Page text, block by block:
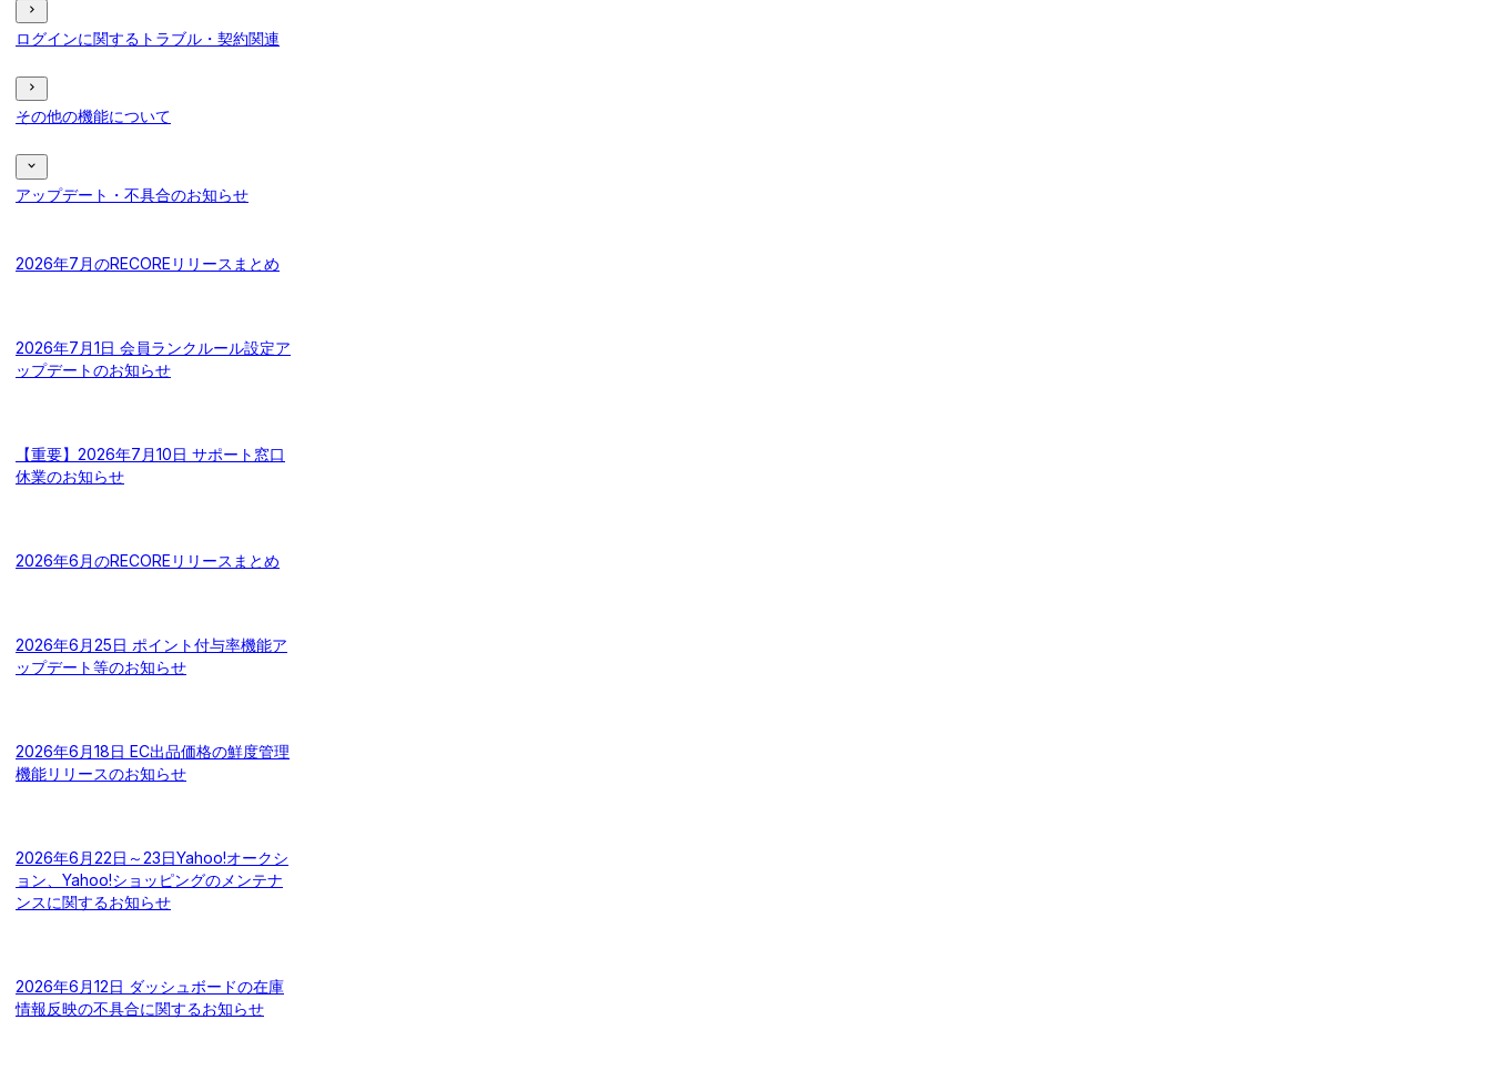
ログインに関するトラブル・契約関連
その他の機能について
アップデート・不具合のお知らせ
2026年7月のRECOREリリースまとめ
2026年7月1日 会員ランクルール設定ア
ップデートのお知らせ
【重要】2026年7月10日 サポート窓口
休業のお知らせ
2026年6月のRECOREリリースまとめ
2026年6月25日 ポイント付与率機能ア
ップデート等のお知らせ
2026年6月18日 EC出品価格の鮮度管理
機能リリースのお知らせ
2026年6月22日～23日Yahoo!オークシ
ョン、Yahoo!ショッピングのメンテナ
ンスに関するお知らせ
2026年6月12日 ダッシュボードの在庫
情報反映の不具合に関するお知らせ